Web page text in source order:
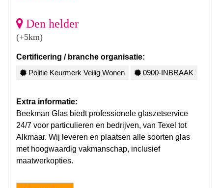
Den helder
(+5km)
Certificering / branche organisatie:
Politie Keurmerk Veilig Wonen
0900-INBRAAK
Extra informatie:
Beekman Glas biedt professionele glaszetservice
24/7 voor particulieren en bedrijven, van Texel tot
Alkmaar. Wij leveren en plaatsen alle soorten glas
met hoogwaardig vakmanschap, inclusief
maatwerkopties.